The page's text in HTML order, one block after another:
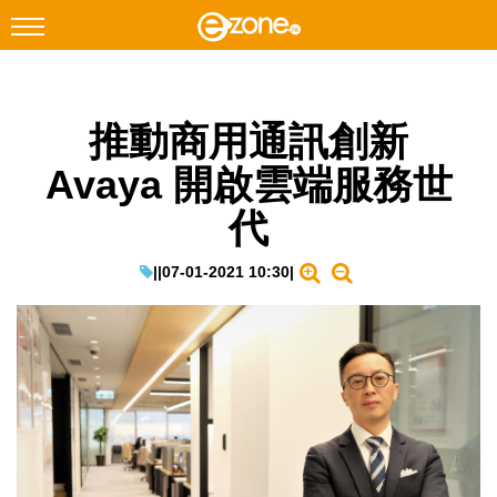
Facebook Instagram
科技焦點
教學評測
EduTech
IT Times
生成式AI與雲端應用
Enterprise Digital Transformation
推動商用通訊創新
Avaya 開啟雲端服務世
代
||07-01-2021 10:30|